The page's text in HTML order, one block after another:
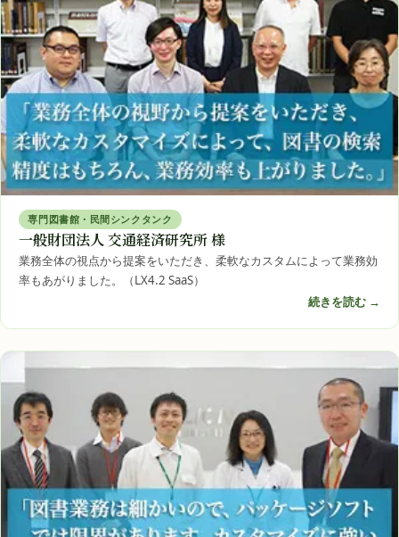
専門図書館・民間シンクタンク
一般財団法人 交通経済研究所 様
業務全体の視点から提案をいただき、柔軟なカスタムによって業務効
率もあがりました。（LX4.2 SaaS）
続きを読む →